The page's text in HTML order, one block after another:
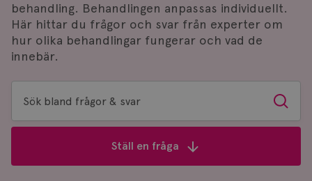
behandling. Behandlingen anpassas individuellt.
Här hittar du frågor och svar från experter om
hur olika behandlingar fungerar och vad de
innebär.
Sök
bland
&
Sök
Ställ en fråga